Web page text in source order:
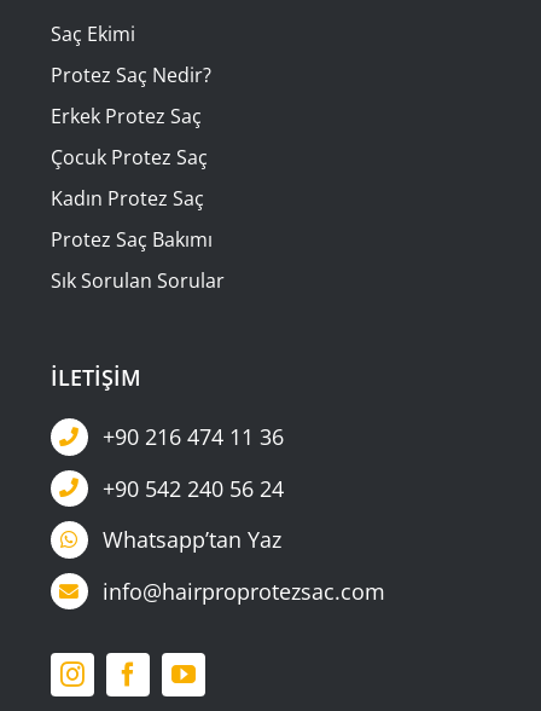
Saç Ekimi
Protez Saç Nedir?
Erkek Protez Saç
Çocuk Protez Saç
Kadın Protez Saç
Protez Saç Bakımı
Sık Sorulan Sorular
İLETİŞİM
+90 216 474 11 36
+90 542 240 56 24
Whatsapp’tan Yaz
info@hairproprotezsac.com